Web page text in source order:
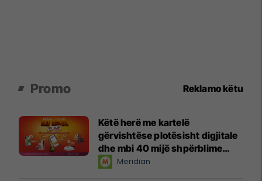
Promo Reklamo këtu
Këtë herë me kartelë
gërvishtëse plotësisht digjitale
dhe mbi 40 mijë shpërblime
instant!Meridian